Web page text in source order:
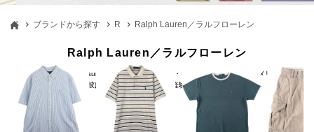
ブランドから探す R Ralph Lauren／ラルフローレン
Ralph Lauren／ラルフローレン
ラルフローレン(Ralph Lauren)は、1967年にラルフ・ローレン氏が設立したアメリカのファ
ッションブランドです。彼はネクタイメーカーでの経験を活かし、独自のネク...
もっと見る